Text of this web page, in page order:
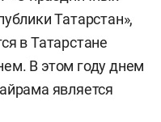
Татарстан»,
в Татарстане
В этом году днем
является